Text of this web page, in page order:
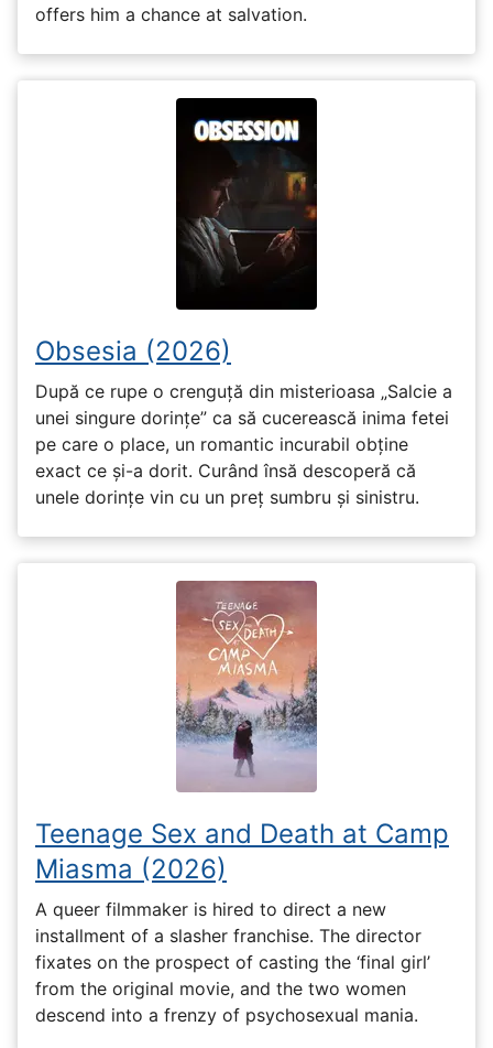
offers him a chance at salvation.
Obsesia (2026)
După ce rupe o crenguță din misterioasa „Salcie a
unei singure dorințe” ca să cucerească inima fetei
pe care o place, un romantic incurabil obține
exact ce și-a dorit. Curând însă descoperă că
unele dorințe vin cu un preț sumbru și sinistru.
Teenage Sex and Death at Camp
Miasma (2026)
A queer filmmaker is hired to direct a new
installment of a slasher franchise. The director
fixates on the prospect of casting the ‘final girl’
from the original movie, and the two women
descend into a frenzy of psychosexual mania.